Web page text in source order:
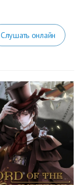
Слушать онлайн